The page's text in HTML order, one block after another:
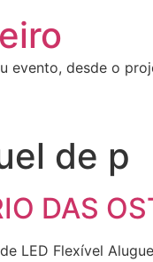
evento, desde o
de p
DAS
LED Flexível